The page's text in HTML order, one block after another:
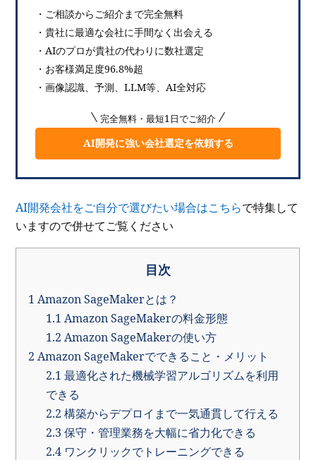
・ご相談からご紹介まで完全無料
・貴社に最適な会社に手間なく出会える
・AIのプロが貴社の代わりに数社選定
・お客様満足度96.8%超
・画像認識、予測、LLM等、AI全対応
完全無料・最短1日でご紹介
AI開発に強い会社選定を依頼する
AI開発会社をご自分で選びたい場合はこちらで特集して
いますので併せてご覧ください
目次
1 Amazon SageMakerとは？
1.1 Amazon SageMakerの料金形態
1.2 Amazon SageMakerの使い方
2 Amazon SageMakerでできること・メリット
2.1 最適化された機械学習アルゴリズムを利用
できる
2.2 構築からデプロイまで一気通貫して行える
2.3 保守・管理業務を大幅に省力化できる
2.4ワンクリックでトレーニングできる